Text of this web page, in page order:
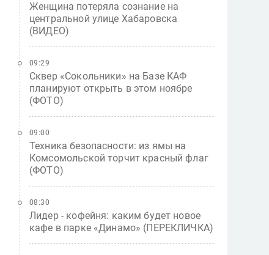
Женщина потеряла сознание на
центральной улице Хабаровска
(ВИДЕО)
Сквер «Сокольники» на Базе КАФ
планируют открыть в этом ноябре
(ФОТО)
09:29
Техника безопасности: из ямы на
Комсомольской торчит красный флаг
(ФОТО)
09:00
Лидер - кофейня: каким будет новое
кафе в парке «Динамо» (ПЕРЕКЛИЧКА)
08:30